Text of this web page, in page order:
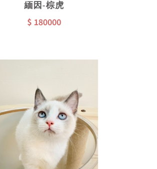
緬因-棕虎
$ 180000